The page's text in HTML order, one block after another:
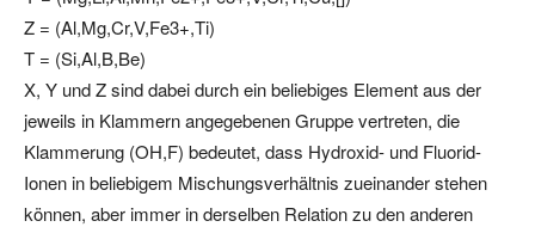
Z = (Al,Mg,Cr,V,Fe3+,Ti)
T = (Si,Al,B,Be)
X, Y und Z sind dabei durch ein beliebiges Element aus der
jeweils in Klammern angegebenen Gruppe vertreten, die
Klammerung (OH,F) bedeutet, dass Hydroxid- und Fluorid-
Ionen in beliebigem Mischungsverhältnis zueinander stehen
können, aber immer in derselben Relation zu den anderen